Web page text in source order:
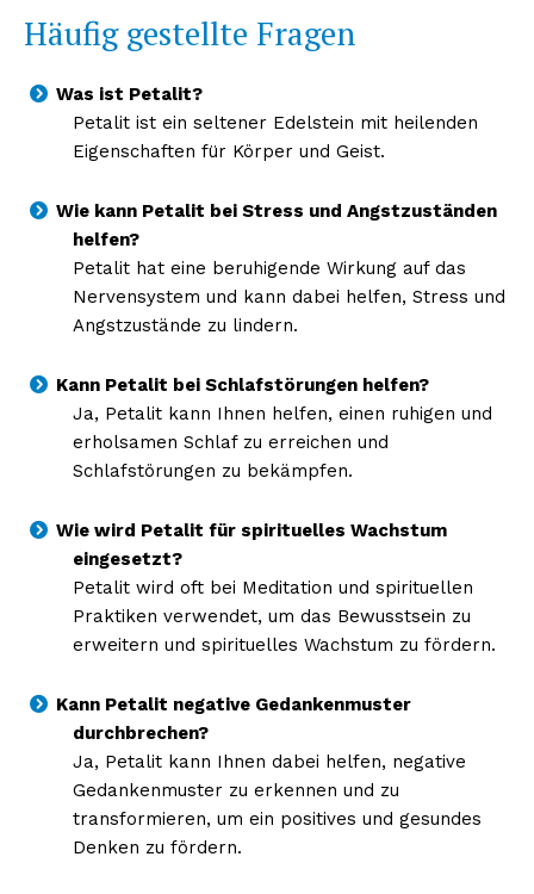
Häufig gestellte Fragen
Was ist Petalit?
Petalit ist ein seltener Edelstein mit heilenden
Eigenschaften für Körper und Geist.
Wie kann Petalit bei Stress und Angstzuständen
helfen?
Petalit hat eine beruhigende Wirkung auf das
Nervensystem und kann dabei helfen, Stress und
Angstzustände zu lindern.
Kann Petalit bei Schlafstörungen helfen?
Ja, Petalit kann Ihnen helfen, einen ruhigen und
erholsamen Schlaf zu erreichen und
Schlafstörungen zu bekämpfen.
Wie wird Petalit für spirituelles Wachstum
eingesetzt?
Petalit wird oft bei Meditation und spirituellen
Praktiken verwendet, um das Bewusstsein zu
erweitern und spirituelles Wachstum zu fördern.
Kann Petalit negative Gedankenmuster
durchbrechen?
Ja, Petalit kann Ihnen dabei helfen, negative
Gedankenmuster zu erkennen und zu
transformieren, um ein positives und gesundes
Denken zu fördern.